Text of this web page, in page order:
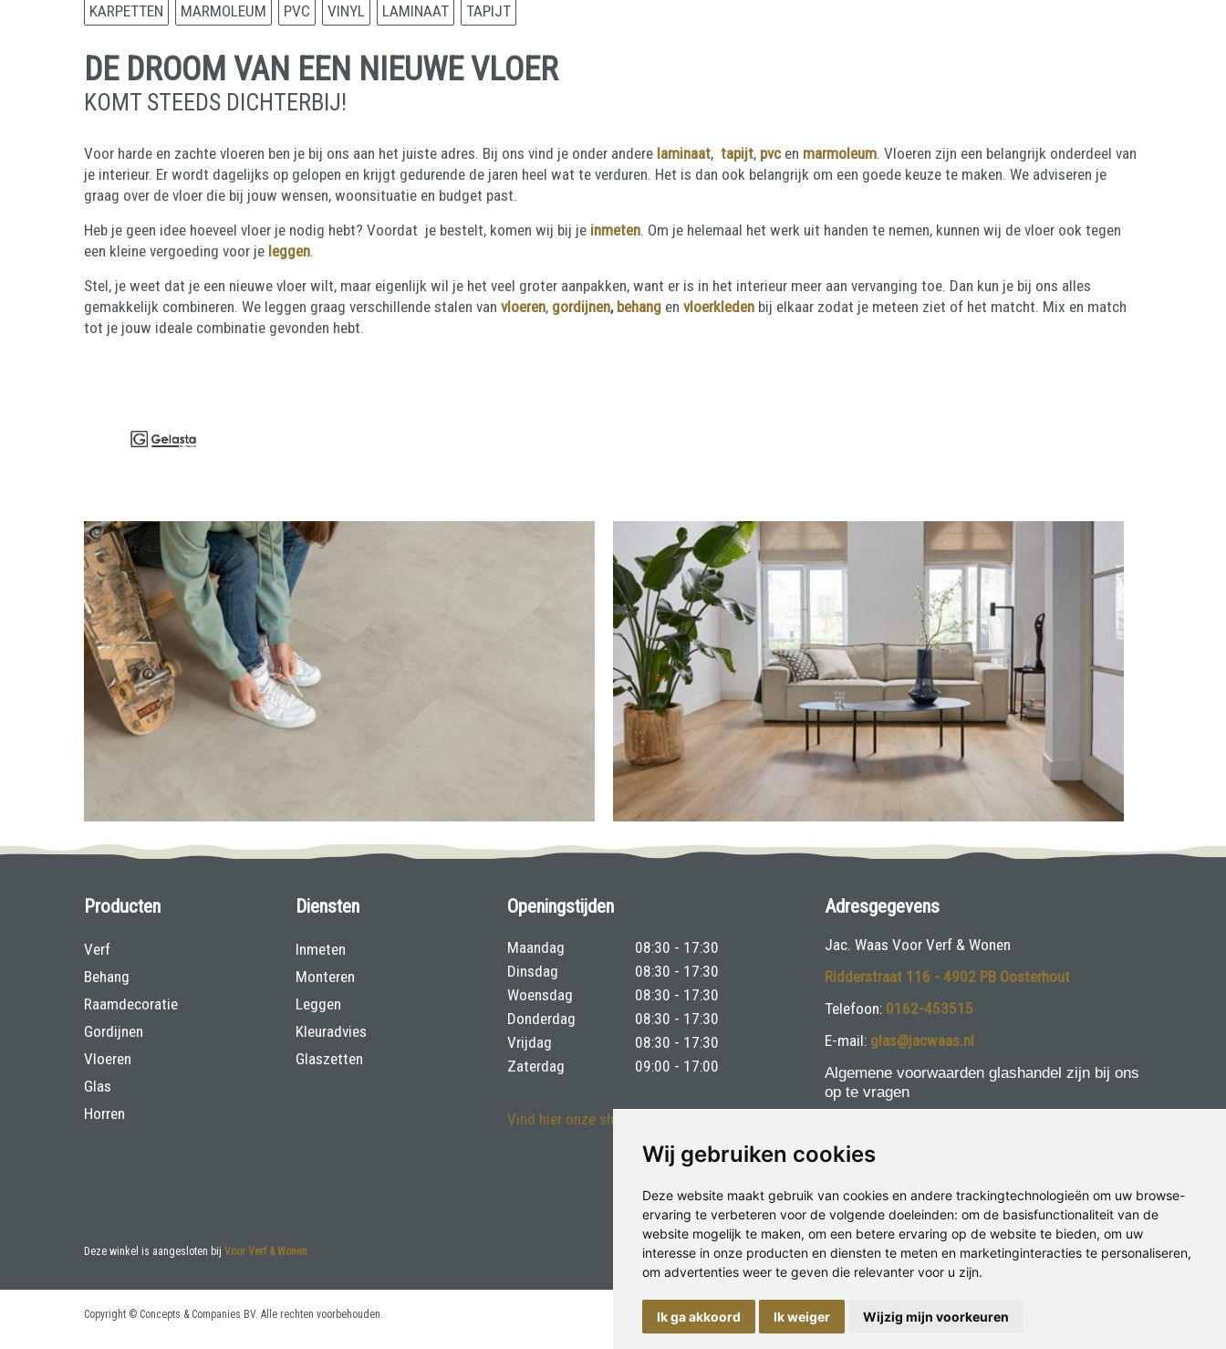
Wij gebruiken cookies
Deze website maakt gebruik van cookies en andere trackingtechnologieën om uw browse-
ervaring te verbeteren voor de volgende doeleinden: om de basisfunctionaliteit van de
website mogelijk te maken, om een betere ervaring op de website te bieden, om uw
interesse in onze producten en diensten te meten en marketinginteracties te personaliseren,
om advertenties weer te geven die relevanter voor u zijn.
Ik ga akkoord Ik weiger Wijzig mijn voorkeuren
KARPETTEN MARMOLEUM PVC VINYL LAMINAAT TAPIJT
DE DROOM VAN EEN NIEUWE VLOER
KOMT STEEDS DICHTERBIJ!
Voor harde en zachte vloeren ben je bij ons aan het juiste adres. Bij ons vind je onder andere laminaat, tapijt, pvcen marmoleum. Vloeren zijn een belangrijk onderdeel van
je interieur. Er wordt dagelijks op gelopen en krijgt gedurende de jaren heel wat te verduren. Het is dan ook belangrijk om een goede keuze te maken. We adviseren je
graag over de vloer die bij jouw wensen, woonsituatie en budget past.
Heb je geen idee hoeveel vloer je nodig hebt? Voordat je bestelt, komen wij bij je inmeten. Om je helemaal het werk uit handen te nemen, kunnen wij de vloer ook tegen
een kleine vergoeding voor je leggen.
Stel, je weet dat je een nieuwe vloer wilt, maar eigenlijk wil je het veel groter aanpakken, want er is in het interieur meer aan vervanging toe. Dan kun je bij ons alles
gemakkelijk combineren. We leggen graag verschillende stalen van vloeren, gordijnen, behang en vloerkleden bij elkaar zodat je meteen ziet of het matcht. Mix en match
tot je jouw ideale combinatie gevonden hebt.
Producten
Verf
Behang
Raamdecoratie
Gordijnen
Vloeren
Glas
Horren
Diensten
Inmeten
Monteren
Leggen
Kleuradvies
Glaszetten
Openingstijden
Maandag
08:30 - 17:30
Dinsdag
08:30 - 17:30
Woensdag
08:30 - 17:30
Donderdag
08:30 - 17:30
Vrijdag
08:30 - 17:30
Zaterdag
09:00 - 17:00
Vind hier onze showroom
Adresgegevens
Jac. Waas Voor Verf & Wonen
Ridderstraat 116 - 4902 PB Oosterhout
Telefoon: 0162-453515
E-mail: glas@jacwaas.nl
Algemene voorwaarden glashandel zijn bij ons
op te vragen
Volg ons:
Deze winkel is aangesloten bij Voor Verf & Wonen
Copyright © Concepts & Companies BV. Alle rechten voorbehouden.